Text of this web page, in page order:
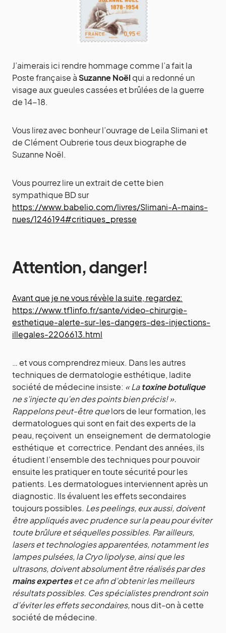
J’aimerais ici rendre hommage comme l’a fait la
Poste française àSuzanne Noël qui a redonné un
visage aux gueules cassées et brûlées de la guerre
de 14-18.
Vous lirez avec bonheur l’ouvrage de Leila Slimani et
de Clément Oubrerie tous deux biographe de
Suzanne Noël.
Vous pourrez lire un extrait de cette bien
sympathique BD sur
https://www.babelio.com/livres/Slimani-A-mains-
nues/1246194#critiques_presse
Attention, danger!
Avant que je ne vous révèle la suite, regardez:
https://www.tf1info.fr/sante/video-chirurgie-
esthetique-alerte-sur-les-dangers-des-injections-
illegales-2206613.html
… et vous comprendrez mieux. Dans les autres
techniques de dermatologie esthétique, ladite
société de médecine insiste: « Latoxine botulique
ne s’injecte qu’en des points bien précis! ».
Rappelons peut-être quelors de leur formation, les
dermatologues qui sont en fait des experts de la
peau, reçoivent un enseignement de dermatologie
esthétique et correctrice. Pendant des années, ils
étudient l’ensemble des techniques pour pouvoir
ensuite les pratiquer en toute sécurité pour les
patients. Les dermatologues interviennent après un
diagnostic. Ils évaluent les effets secondaires
toujours possibles. Les peelings, eux aussi, doivent
être appliqués avec prudence sur la peau pour éviter
toute brûlure et séquelles possibles. Par ailleurs,
lasers et technologies apparentées, notamment les
lampes pulsées, la Cryo lipolyse, ainsi que les
ultrasons, doivent absolument être réalisés par des
mains experteset ce afin d’obtenir les meilleurs
résultats possibles. Ces spécialistes prendront soin
d’éviter les effets secondaires,nous dit-on à cette
société de médecine.